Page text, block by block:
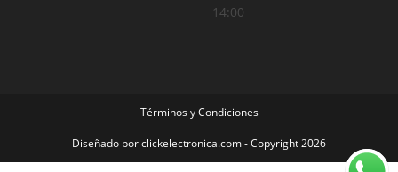
14:00
Términos y Condiciones
Diseñado porclickelectronica.com- Copyright 2026